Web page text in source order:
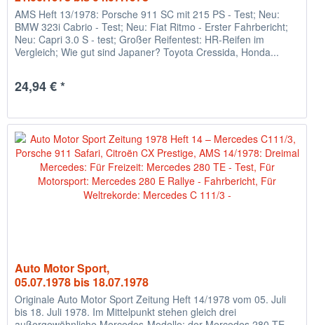
AMS Heft 13/1978: Porsche 911 SC mit 215 PS - Test; Neu:
BMW 323i Cabrio - Test; Neu: Fiat Ritmo - Erster Fahrbericht;
Neu: Capri 3.0 S - test; Großer Reifentest: HR-Reifen im
Vergleich; Wie gut sind Japaner? Toyota Cressida, Honda...
24,94 € *
Auto Motor Sport,
05.07.1978 bis 18.07.1978
Originale Auto Motor Sport Zeitung Heft 14/1978 vom 05. Juli
bis 18. Juli 1978. Im Mittelpunkt stehen gleich drei